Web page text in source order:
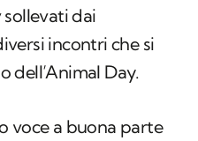
dai
incontri che si
dell’Animal Day.
voce a buona parte